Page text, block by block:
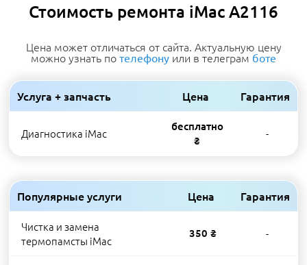
Стоимость ремонта iMac A2116
Цена может отличаться от сайта. Актуальную цену
можно узнать по телефону или в телеграм боте
Услуга + запчасть Цена Гарантия
Диагностика iMac
бесплатно
₴
-
Популярные услуги Цена Гарантия
Чистка и замена
термопамсты iMac
350 ₴ -